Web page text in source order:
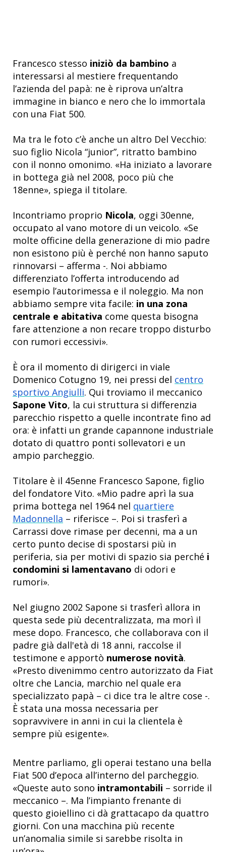
Francesco stesso iniziò da bambino a
interessarsi al mestiere frequentando
l’azienda del papà: ne è riprova un’altra
immagine in bianco e nero che lo immortala
con una Fiat 500.
Ma tra le foto c’è anche un altro Del Vecchio:
suo figlio Nicola “junior”, ritratto bambino
con il nonno omonimo. «Ha iniziato a lavorare
in bottega già nel 2008, poco più che
18enne», spiega il titolare.
Incontriamo proprio Nicola, oggi 30enne,
occupato al vano motore di un veicolo. «Se
molte officine della generazione di mio padre
non esistono più è perché non hanno saputo
rinnovarsi – afferma -. Noi abbiamo
differenziato l’offerta introducendo ad
esempio l’autorimessa e il noleggio. Ma non
abbiamo sempre vita facile: in una zona
centrale e abitativa come questa bisogna
fare attenzione a non recare troppo disturbo
con rumori eccessivi».
È ora il momento di dirigerci in viale
Domenico Cotugno 19, nei pressi del centro
sportivo Angiulli. Qui troviamo il meccanico
Sapone Vito, la cui struttura si differenzia
parecchio rispetto a quelle incontrate fino ad
ora: è infatti un grande capannone industriale
dotato di quattro ponti sollevatori e un
ampio parcheggio.
Titolare è il 45enne Francesco Sapone, figlio
del fondatore Vito. «Mio padre aprì la sua
prima bottega nel 1964 nel quartiere
Madonnella – riferisce –. Poi si trasferì a
Carrassi dove rimase per decenni, ma a un
certo punto decise di spostarsi più in
periferia, sia per motivi di spazio sia perché i
condomini si lamentavano di odori e
rumori».
Nel giugno 2002 Sapone si trasferì allora in
questa sede più decentralizzata, ma morì il
mese dopo. Francesco, che collaborava con il
padre già dall'età di 18 anni, raccolse il
testimone e apportò numerose novità.
«Presto divenimmo centro autorizzato da Fiat
oltre che Lancia, marchio nel quale era
specializzato papà – ci dice tra le altre cose -.
È stata una mossa necessaria per
sopravvivere in anni in cui la clientela è
sempre più esigente».
Mentre parliamo, gli operai testano una bella
Fiat 500 d’epoca all’interno del parcheggio.
«Queste auto sono intramontabili – sorride il
meccanico –. Ma l’impianto frenante di
questo gioiellino ci dà grattacapo da quattro
giorni. Con una macchina più recente
un’anomalia simile si sarebbe risolta in